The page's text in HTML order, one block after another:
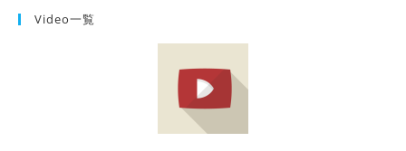
Video一覧